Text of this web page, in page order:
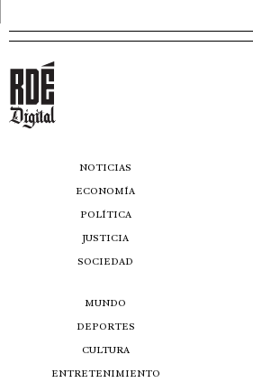
NOTICIAS
ECONOMÍA
POLÍTICA
JUSTICIA
SOCIEDAD
MUNDO
DEPORTES
CULTURA
ENTRETENIMIENTO